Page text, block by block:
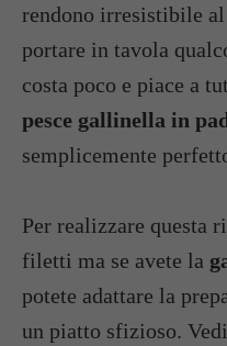
rendono irresistibile
portare in tavola
costa poco e piace a
pesce gallinella in
semplicemente
Per realizzare questa
filetti ma se avete la
potete adattare la
un piatto sfizioso.